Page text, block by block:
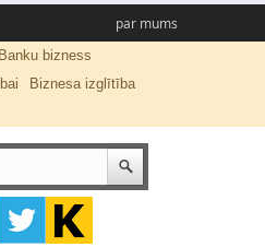
par mums
Banku bizness
Biznesa izglītība